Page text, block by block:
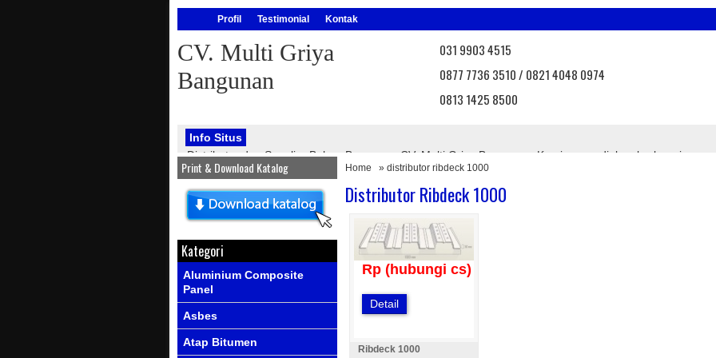
Profil Testimonial Kontak
CV. Multi Griya
Bangunan
031 9903 4515
0877 7736 3510 / 0821 4048 0974
0813 1425 8500
Info Situs
Distributor dan Supplier Bahan Bangunan CV. Multi Griya Bangunan. Kami menyediakan berbagai
bangunan, seperti : atap onduline, atap onduvilla, atap asbes, atap bebas asbes, atap pvc, atap
Info Produk
Ada produk-produk terbaru dari kami Info Promo
Home » distributor ribdeck 1000
Distributor Ribdeck 1000
Rp (hubungi cs)
Detail
Ribdeck 1000
Print & Download Katalog
Kategori
Aluminium Composite
Panel
Asbes
Atap Bitumen